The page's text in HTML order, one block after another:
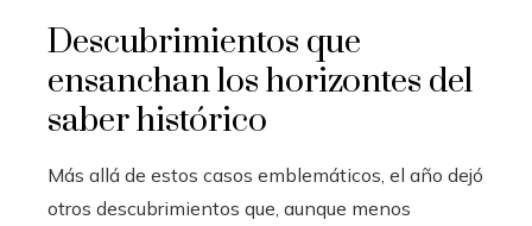
Descubrimientos que
ensanchan los horizontes del
saber histórico
Más allá de estos casos emblemáticos, el año dejó
otros descubrimientos que, aunque menos